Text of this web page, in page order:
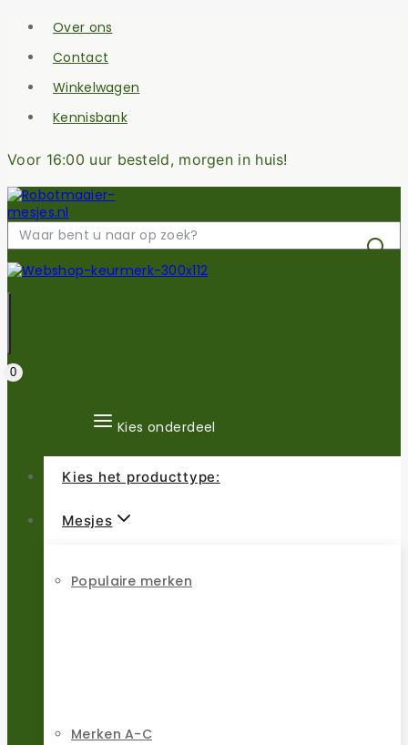
Skip
content
Over ons
Contact
Winkelwagen
Kennisbank
Voor 16:00 uur besteld, morgen in huis!
Zoek
naar:
0
Kies onderdeel
Kies het producttype:
Mesjes
Populaire merken
Merken A-C